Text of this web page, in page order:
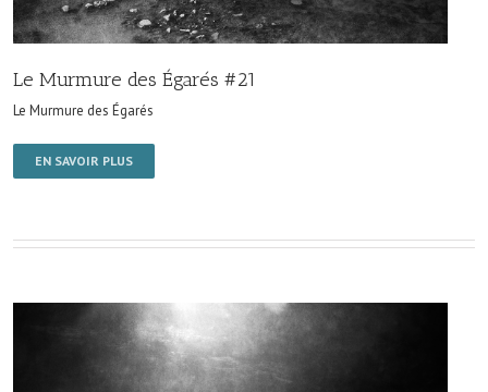
Le Murmure des Égarés #21
Le Murmure des Égarés
EN SAVOIR PLUS